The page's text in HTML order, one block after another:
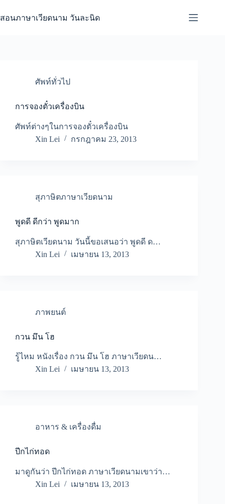
content
สอนภาษาเวียดนาม วันละนิด
ศัพท์ทั่วไป
การจองตั๋วเครื่องบิน
ศัพท์ต่างๆในการจองตั๋วเครื่องบิน
Xin Lei
กรกฎาคม 23, 2013
สุภาษิตภาษาเวียดนาม
พูดดี ดีกว่า พูดมาก
สุภาษิตเวียดนาม วันนี้ขอเสนอว่า พูดดี ด…
Xin Lei
เมษายน 13, 2013
ภาพยนต์
กวน มึน โฮ
รู้ไหม หนังเรื่อง กวน มึน โฮ ภาษาเวียดน…
Xin Lei
เมษายน 13, 2013
อาหาร & เครื่องดื่ม
ปีกไก่ทอด
มาดูกันว่า ปีกไก่ทอด ภาษาเวียดนามเขาว่า…
Xin Lei
เมษายน 13, 2013